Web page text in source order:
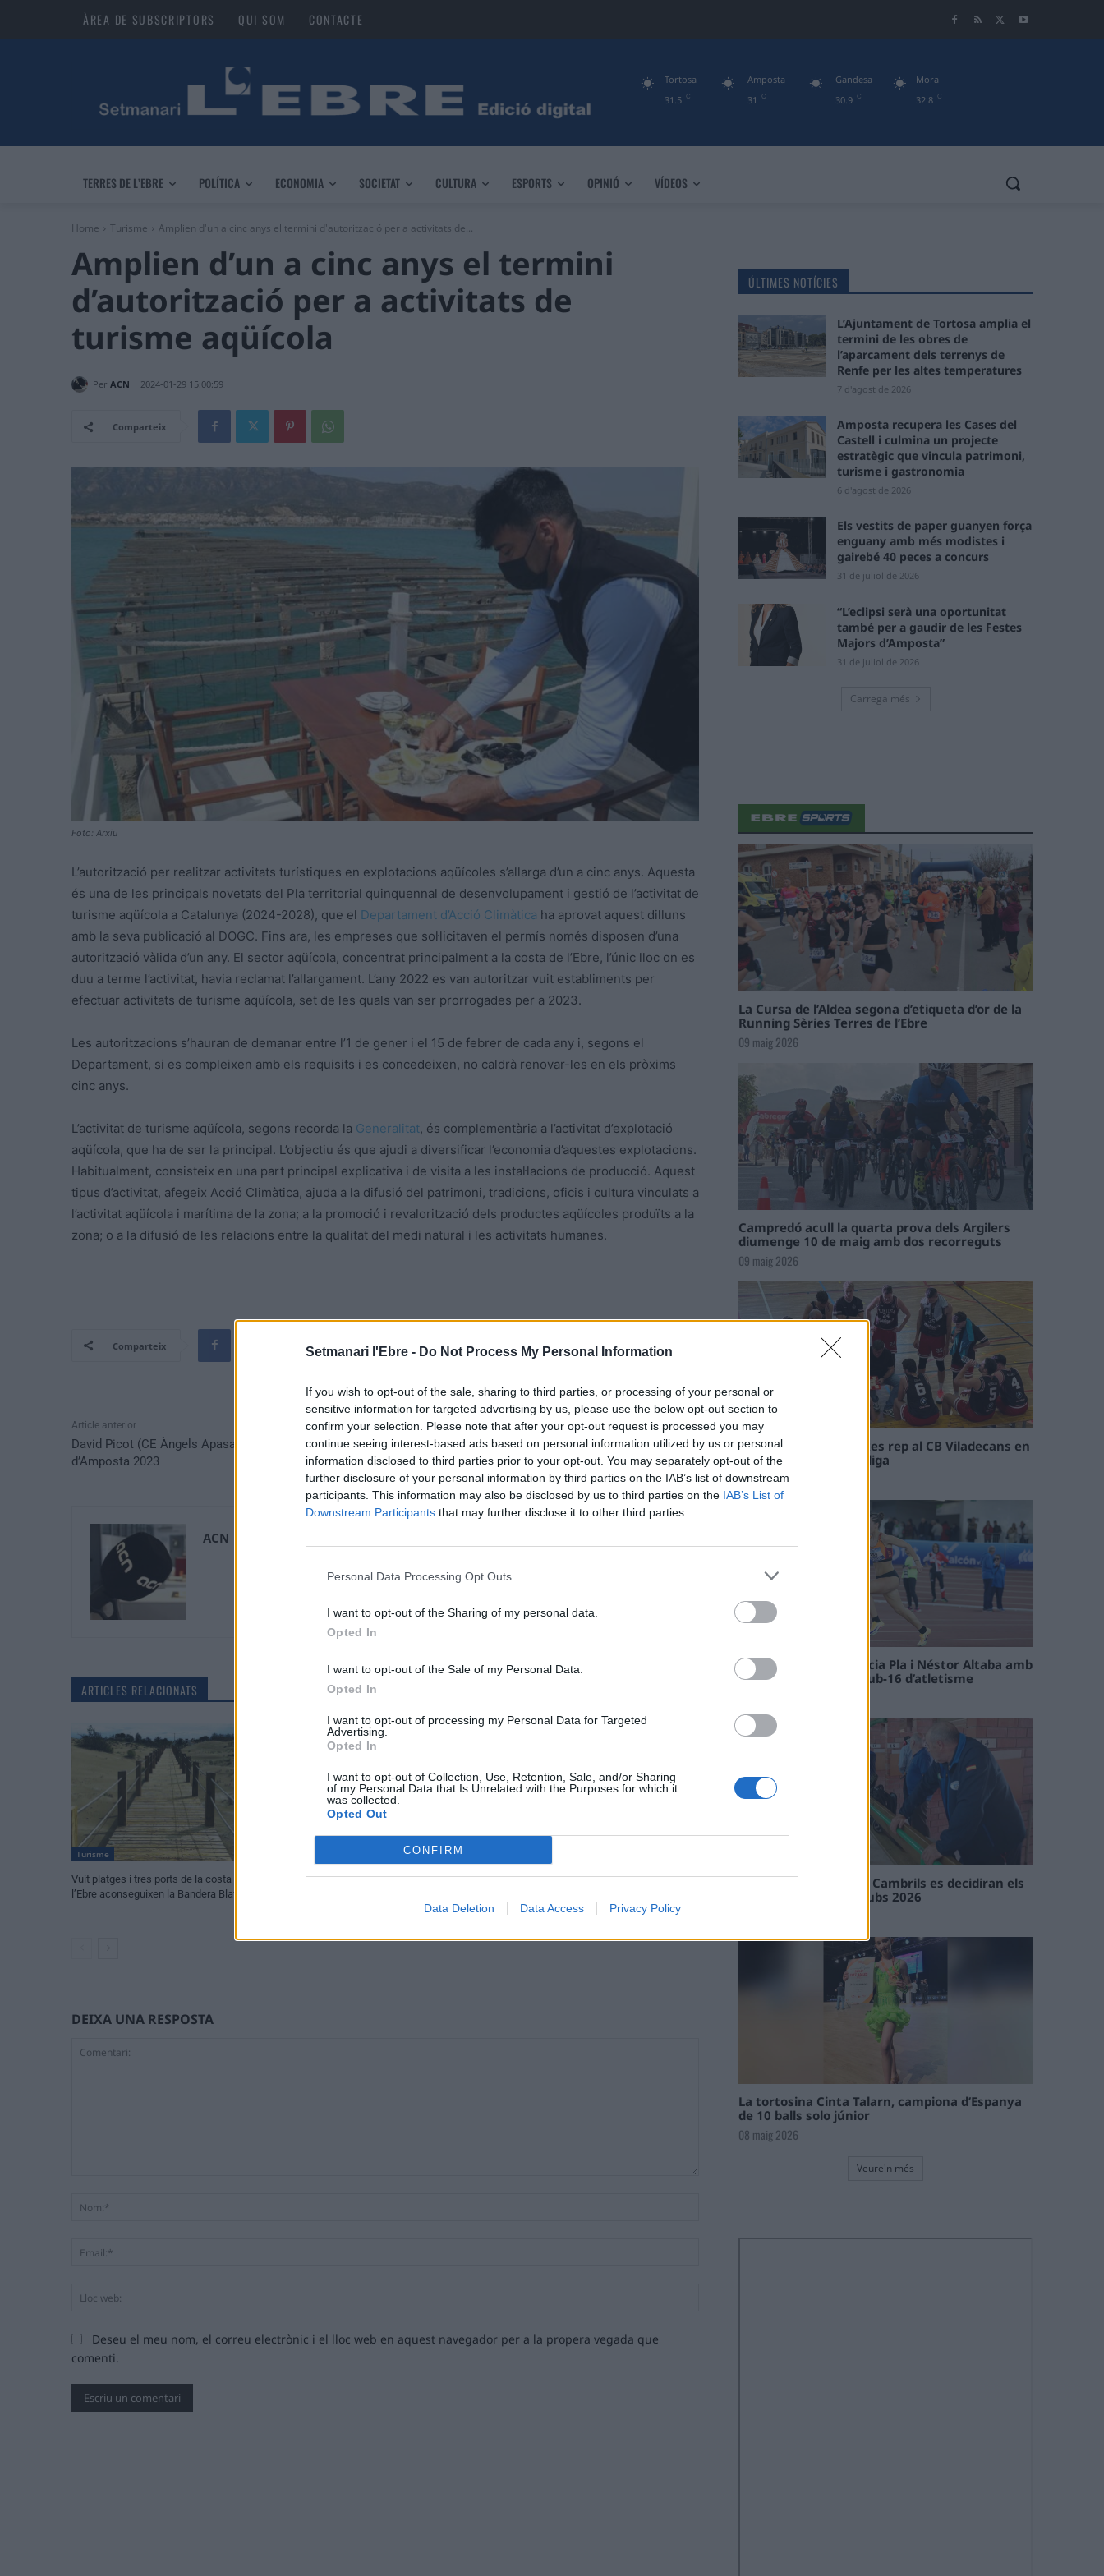
Setmanari l'Ebre - Do Not Process My Personal Information
If you wish to opt-out of the sale, sharing to third parties, or processing of your personal or
sensitive information for targeted advertising by us, please use the below opt-out section to
confirm your selection. Please note that after your opt-out request is processed you may
continue seeing interest-based ads based on personal information utilized by us or personal
information disclosed to third parties prior to your opt-out. You may separately opt-out of the
further disclosure of your personal information by third parties on the IAB’s list of downstream
participants. This information may also be disclosed by us to third parties on the IAB’s List of
Downstream Participants that may further disclose it to other third parties.
Personal Data Processing Opt Outs
I want to opt-out of the Sharing of my personal data.
Opted In
I want to opt-out of the Sale of my Personal Data.
Opted In
I want to opt-out of processing my Personal Data for Targeted
Advertising.
Opted In
I want to opt-out of Collection, Use, Retention, Sale, and/or Sharing
of my Personal Data that Is Unrelated with the Purposes for which it
was collected.
Opted Out
CONFIRM
Data Deletion Data Access Privacy Policy
ÀREA DE SUBSCRIPTORS QUI SOM CONTACTE
31.5 C
Tortosa
31
C
Amposta
30.9 C
Gandesa
32.8 C
Mora
TERRES DE L’EBRE POLÍTICA ECONOMIA SOCIETAT CULTURA ESPORTS OPINIÓ VÍDEOS
Home Turisme Amplien d'un a cinc anys el termini d'autorització per a activitats de...
Amplien d’un a cinc anys el termini
d’autorització per a activitats de
turisme aqüícola
Per ACN 2024-01-29 15:00:59
Comparteix
Foto: Arxiu
L’autorització per realitzar activitats turístiques en explotacions aqüícoles s’allarga d’un a cinc anys. Aquesta
és una de les principals novetats del Pla territorial quinquennal de desenvolupament i gestió de l’activitat de
turisme aqüícola a Catalunya (2024-2028), que el Departament d’Acció Climàtica ha aprovat aquest dilluns
amb la seva publicació al DOGC. Fins ara, les empreses que sol·licitaven el permís només disposen d’una
autorització vàlida d’un any. El sector aqüícola, concentrat principalment a la costa de l’Ebre, l’únic lloc on es
duu a terme l’activitat, havia reclamat l’allargament. L’any 2022 es van autoritzar vuit establiments per
efectuar activitats de turisme aqüícola, set de les quals van ser prorrogades per a 2023.
Les autoritzacions s’hauran de demanar entre l’1 de gener i el 15 de febrer de cada any i, segons el
Departament, si es compleixen amb els requisits i es concedeixen, no caldrà renovar-les en els pròxims
cinc anys.
L’activitat de turisme aqüícola, segons recorda la Generalitat, és complementària a l’activitat d’explotació
aqüícola, que ha de ser la principal. L’objectiu és que ajudi a diversificar l’economia d’aquestes explotacions.
Habitualment, consisteix en una part principal explicativa i de visita a les instal·lacions de producció. Aquest
tipus d’activitat, afegeix Acció Climàtica, ajuda a la difusió del patrimoni, tradicions, oficis i cultura vinculats a
l’activitat aqüícola i marítima de la zona; a la promoció i revalorització dels productes aqüícoles produïts a la
zona; o a la difusió de les relacions entre la qualitat del medi natural i les activitats humanes.
Comparteix
Article anterior
David Picot (CE Àngels Apasa), Premi Esports
d’Amposta 2023
Article següent
El 73% dels establiments no alimentaris de les petites
i mitjanes empreses s’adhereix a les rebaixes
ACN
ARTICLES RELACIONATS
Turisme
Vuit platges i tres ports de la costa de
l’Ebre aconseguixen la Bandera Blava 2026
La Ràpita i Sóller enforteixen els seus
expedició de projecció internacional
L’Ebre Rowing Tour tanca amb èxit la prova
DEIXA UNA RESPOSTA
Deseu el meu nom, el correu electrònic i el lloc web en aquest navegador per a la propera vegada que
comenti.
ÚLTIMES NOTÍCIES
L’Ajuntament de Tortosa amplia el
termini de les obres de
l’aparcament dels terrenys de
Renfe per les altes temperatures
7 d'agost de 2026
Amposta recupera les Cases del
Castell i culmina un projecte
estratègic que vincula patrimoni,
turisme i gastronomia
6 d'agost de 2026
Els vestits de paper guanyen força
enguany amb més modistes i
gairebé 40 peces a concurs
31 de juliol de 2026
“L’eclipsi serà una oportunitat
també per a gaudir de les Festes
Majors d’Amposta”
31 de juliol de 2026
Carrega més
La Cursa de l’Aldea segona d’etiqueta d’or de la
Running Sèries Terres de l’Ebre
09 maig 2026
Campredó acull la quarta prova dels Argilers
diumenge 10 de maig amb dos recorreguts
09 maig 2026
El Cantaires amb baixes rep al CB Viladecans en
el tram decisiu de la lliga
09 maig 2026
Paula Sintorres, Patrícia Pla i Néstor Altaba amb
la selecció catalana sub-16 d’atletisme
En les tirades de Flix i Cambrils es decidiran els
campions de l’Interclubs 2026
La tortosina Cinta Talarn, campiona d’Espanya
de 10 balls solo júnior
08 maig 2026
Veure'n més